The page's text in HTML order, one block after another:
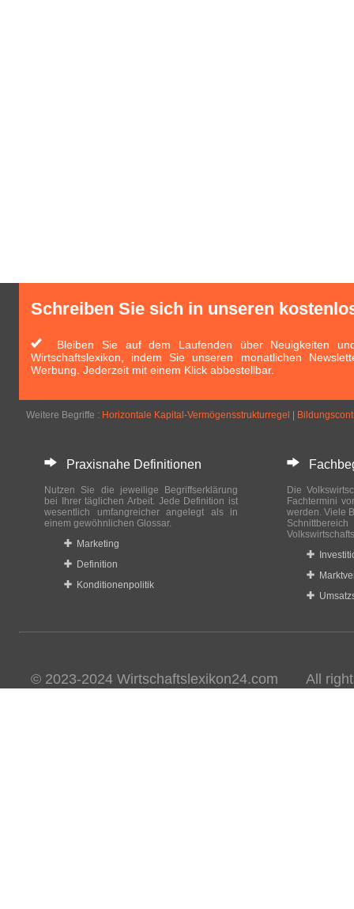
Schreiben Sie sich in unseren
Bleiben Sie auf dem Laufenden über Neuigkeiten
Wirtschaftslexikon, indem Sie unseren monatlichen
Werbung. Jederzeit mit einem Klick abbestellbar.
Weitere Begriffe : Horizontale Kapital-Vermögensstrukturregel
Praxisnahe Definitionen
Nutzen Sie die jeweilige Begriffserklärung
bei Ihrer täglichen Arbeit. Jede Definition ist
wesentlich umfangreicher angelegt als in
einem gewöhnlichen Glossar.
Marketing
Definition
Konditionenpolitik
Die
Fachtermini
werden. Viele
© 2023-2024 Wirtschaftslexikon24.com All